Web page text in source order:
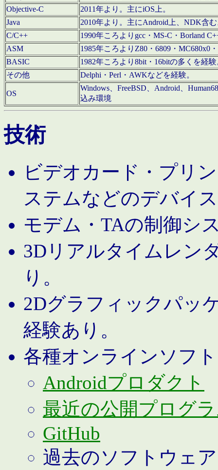
Objective-C
2011年より。主にiOS上。
Java
2010年より。主にAndroid上、NDK含
C/C++
1990年ころよりgcc・MS-C・Borland
ASM
1985年ころよりZ80・6809・MC680x0
BASIC
1982年ころより8bit・16bitの多くを経
その他
Delphi・Perl・AWKなどを経験。
OS
Windows、FreeBSD、Android、
込み環境
技術
ビデオカード・プリ
ステムなどのデバイ
モデム・TAの制御シ
3Dリアルタイムレン
り。
2Dグラフィックパッ
経験あり。
各種オンラインソフ
Androidプロダクト
最近の公開プログ
GitHub
過去のソフトウェア